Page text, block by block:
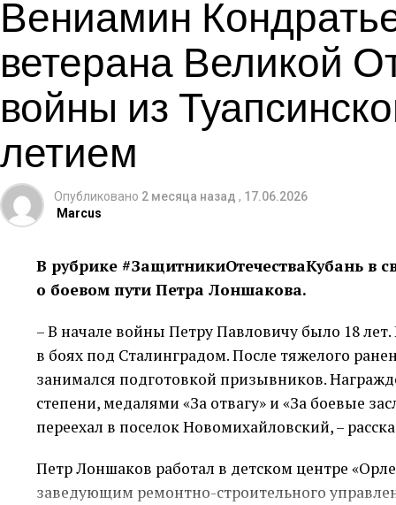
Вениамин
ветерана Великой
войны из
летием
Опубликовано 2 месяца назад , 17.06.2026
Marcus
В рубрике #ЗащитникиОтечестваКубань в
о боевом пути Петра Лоншакова.
– В начале войны Петру Павловичу было 18
в боях под Сталинградом. После тяжелого
занимался подготовкой призывников.
степени, медалями «За отвагу» и «За боевые
переехал в поселок Новомихайловский, –
Петр Лоншаков работал в детском центре
заведующим ремонтно-строительного